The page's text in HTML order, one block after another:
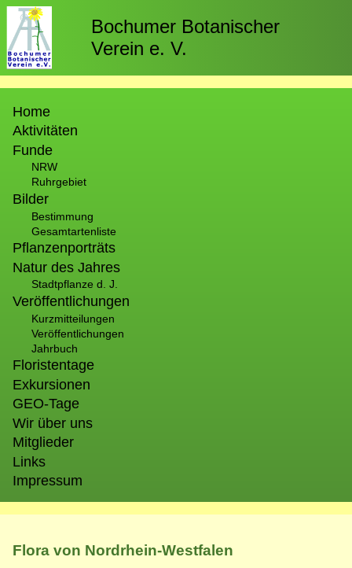
Direkt
zum
Inhalt
Bochumer Botanischer
Verein e. V.
Home
Aktivitäten
Funde
NRW
Ruhrgebiet
Bilder
Bestimmung
Gesamtartenliste
Pflanzenporträts
Natur des Jahres
Stadtpflanze d. J.
Veröffentlichungen
Kurzmitteilungen
Veröffentlichungen
Jahrbuch
Floristentage
Exkursionen
GEO-Tage
Wir über uns
Mitglieder
Links
Impressum
Flora von Nordrhein-Westfalen